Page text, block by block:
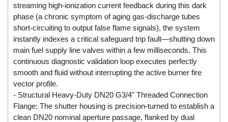
Electro Industries
Electronic Design System S.R.L Vietnam
Electronics Inc. Viet Nam
Electro-Sensors Vietnam
Elektrogas Vietnam
Elektrophysik Vietnam
elesa-ganter
ELETTA
streaming high-ionization current feedback during this dark
phase (a chronic symptom of aging gas-discharge tubes
short-circuiting to output false flame signals), the system
instantly indexes a critical safeguard trip fault—shutting down
main fuel supply line valves within a few milliseconds. This
continuous diagnostic validation loop executes perfectly
smooth and fluid without interrupting the active burner fire
vector profile.
- Structural Heavy-Duty DN20 G3/4" Threaded Connection
Flange: The shutter housing is precision-turned to establish a
clean DN20 nominal aperture passage, flanked by dual